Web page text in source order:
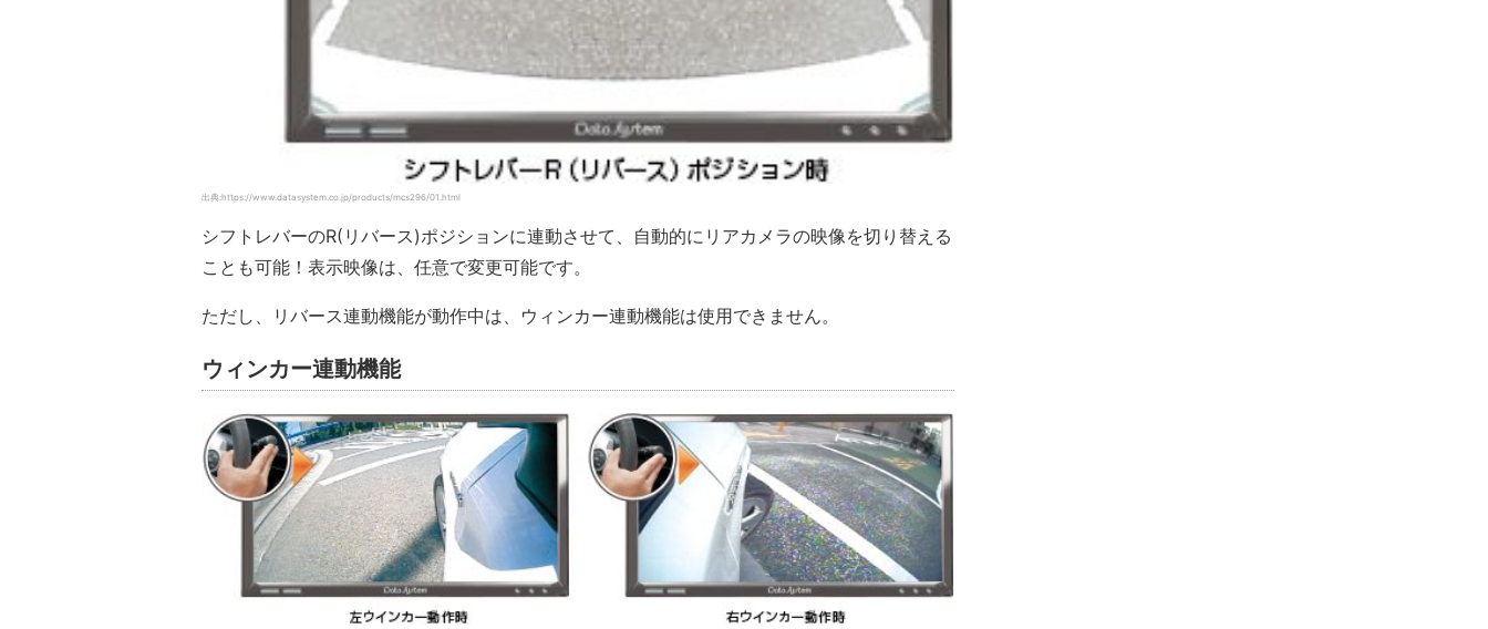
出典:https://www.datasystem.co.jp/products/mcs296/01.html
シフトレバーのR(リバース)ポジションに連動させて、自動的にリアカメラの映像を切り替える
ことも可能！表示映像は、任意で変更可能です。
ただし、リバース連動機能が動作中は、ウィンカー連動機能は使用できません。
ウィンカー連動機能